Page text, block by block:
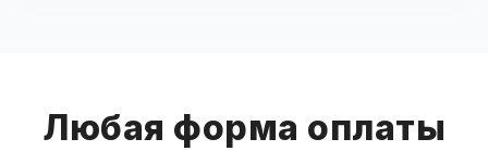
Любая форма оплаты